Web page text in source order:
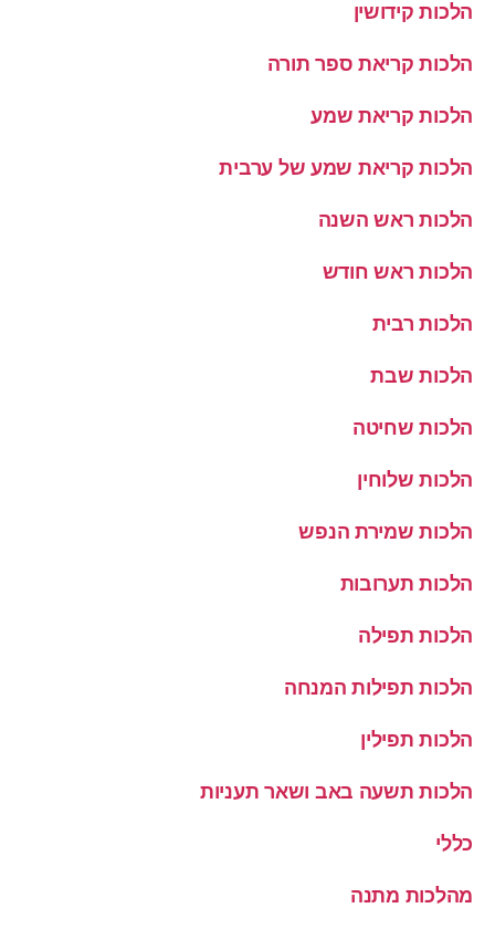
הלכות קידושין
הלכות קריאת ספר תורה
הלכות קריאת שמע
הלכות קריאת שמע של ערבית
הלכות ראש השנה
הלכות ראש חודש
הלכות רבית
הלכות שבת
הלכות שחיטה
הלכות שלוחין
הלכות שמירת הנפש
הלכות תערובות
הלכות תפילה
הלכות תפילות המנחה
הלכות תפילין
הלכות תשעה באב ושאר תעניות
כללי
מהלכות מתנה